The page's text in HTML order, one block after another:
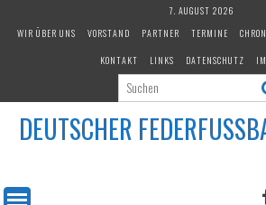
7. AUGUST 2026
WIR ÜBER UNS
VORSTAND PARTNER TERMINE
KONTAKT
LINKS DATENSCHUTZ
DEUTSCHER